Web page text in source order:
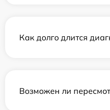
Как долго длится
Возможен ли